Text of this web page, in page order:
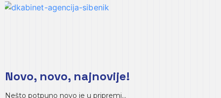
Novo, novo, najnovije!
Nešto potpuno novo je u pripremi…